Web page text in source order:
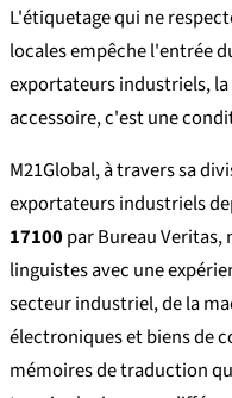
L'étiquetage qui ne
locales empêche l'entrée
exportateurs industriels,
accessoire, c'est une
M21Global, à travers sa
exportateurs industriels
17100 par Bureau Veritas,
linguistes avec une
secteur industriel, de la
électroniques et biens de
mémoires de traduction